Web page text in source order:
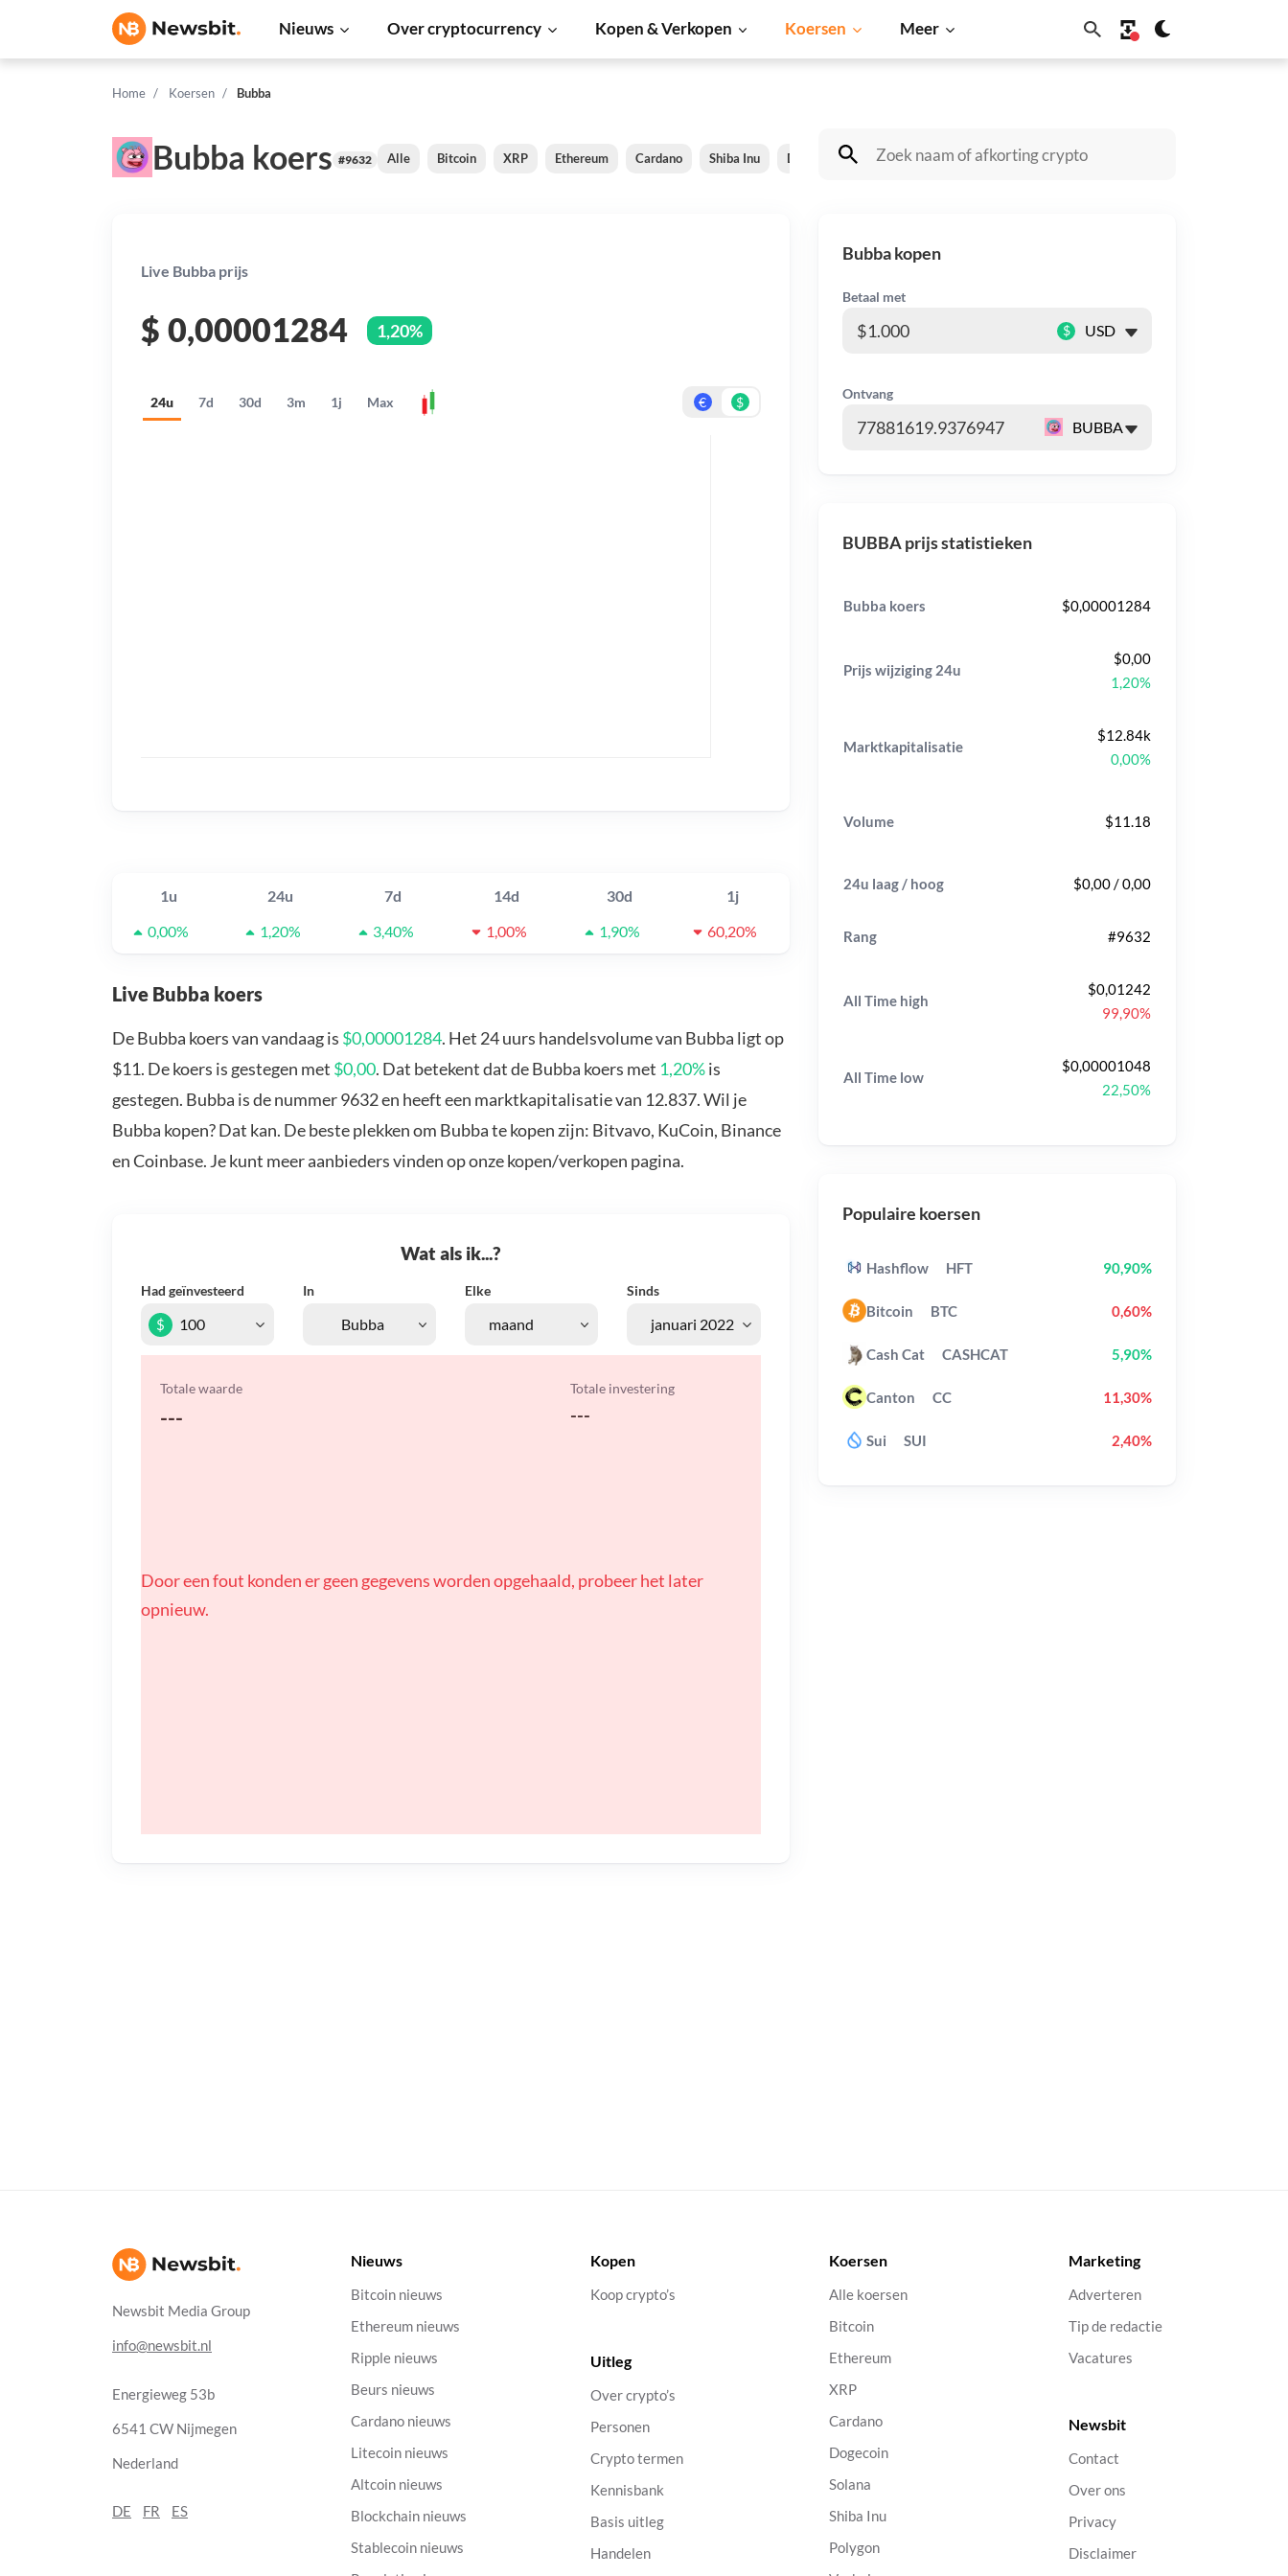
Nieuws Over cryptocurrency Kopen & Verkopen Koersen Meer
Home Koersen Bubba
Bubba koers #9632 Alle Bitcoin XRP Ethereum Cardano Shiba Inu Dogecoin Solana BNB
Live Bubba prijs
$ 0,00001284 1,20%
24u 7d 30d 3m 1j Max € $
1u 24u 7d 14d 30d
1j
0,00%
1,20% 3,40% 1,00% 1,90% 60,20%
Live Bubba koers
De Bubba koers van vandaag is $0,00001284. Het 24 uurs handelsvolume van Bubba ligt op
$11. De koers is gestegen met $0,00. Dat betekent dat de Bubba koers met 1,20%is
gestegen. Bubba is de nummer 9632 en heeft een marktkapitalisatie van 12.837. Wil je
Bubba kopen? Dat kan. De beste plekken om Bubba te kopen zijn: Bitvavo, KuCoin, Binance
en Coinbase. Je kunt meer aanbieders vinden op onze kopen/verkopen pagina.
Wat als ik...?
Had geïnvesteerd In Elke Sinds
$
Totale waarde
---
Totale investering
---
Door een fout konden er geen gegevens worden opgehaald, probeer het later
opnieuw.
Bubba kopen
Betaal met
$
Ontvang
BUBBA prijs statistieken
Bubba koers $0,00001284
Prijs wijziging 24u
$0,00
1,20%
Marktkapitalisatie
$12.84k
0,00%
Volume $11.18
24u laag / hoog $0,00 / 0,00
Rang #9632
All Time high
$0,01242
99,90%
All Time low
$0,00001048
22,50%
Populaire koersen
Hashflow HFT 90,90%
Bitcoin BTC 0,60%
Cash Cat CASHCAT 5,90%
Canton CC 11,30%
Sui SUI 2,40%
Newsbit Media Group
info@newsbit.nl
Energieweg 53b
6541 CW Nijmegen
Nederland
DE FR ES
Nieuws
Bitcoin nieuws
Ethereum nieuws
Ripple nieuws
Beurs nieuws
Cardano nieuws
Litecoin nieuws
Altcoin nieuws
Blockchain nieuws
Stablecoin nieuws
Kopen
Koop crypto’s
Uitleg
Over crypto’s
Personen
Crypto termen
Kennisbank
Basis uitleg
Handelen
Koersen
Alle koersen
Bitcoin
Ethereum
XRP
Cardano
Dogecoin
Solana
Shiba Inu
Polygon
Marketing
Adverteren
Tip de redactie
Vacatures
Newsbit
Contact
Over ons
Privacy
Disclaimer